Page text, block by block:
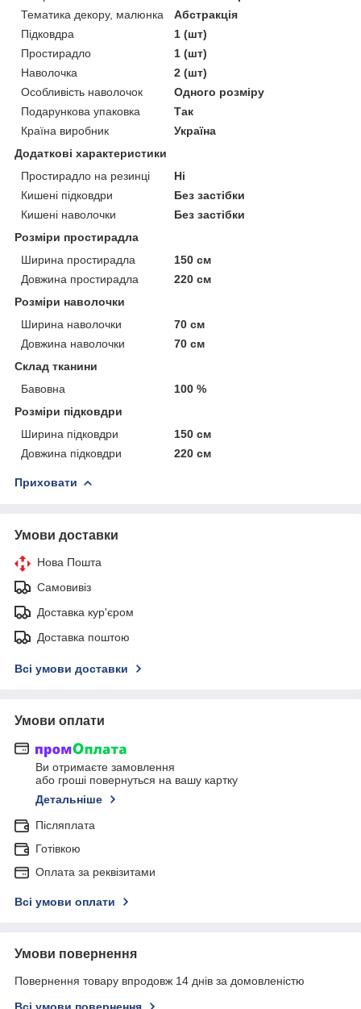
Тематика декору, малюнка
Абстракція
Підковдра
1 (шт)
Простирадло
1 (шт)
Наволочка
2 (шт)
Особливість наволочок
Одного розміру
Подарункова упаковка
Так
Країна виробник
Україна
Додаткові характеристики
Простирадло на резинці
Ні
Кишені підковдри
Без застібки
Кишені наволочки
Без застібки
Розміри простирадла
Ширина простирадла
150 см
Довжина простирадла
220 см
Розміри наволочки
Ширина наволочки
70 см
Довжина наволочки
70 см
Склад тканини
Бавовна
100 %
Розміри підковдри
Ширина підковдри
150 см
Довжина підковдри
220 см
Приховати
Умови доставки
Нова Пошта
Самовивіз
Доставка кур'єром
Доставка поштою
Всі умови доставки
Умови оплати
Ви отримаєте замовлення
або гроші повернуться на вашу картку
Детальніше
Післяплата
Готівкою
Оплата за реквізитами
Всі умови оплати
Умови повернення
Повернення товару впродовж 14 днів за домовленістю